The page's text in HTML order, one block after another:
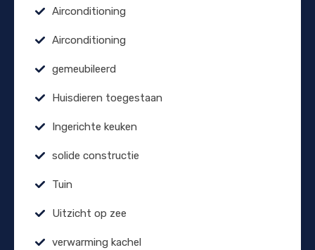
Airconditioning
Airconditioning
gemeubileerd
Huisdieren toegestaan
Ingerichte keuken
solide constructie
Tuin
Uitzicht op zee
verwarming kachel